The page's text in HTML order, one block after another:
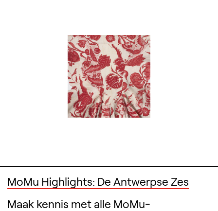
MoMu Highlights: De Antwerpse Zes
Maak kennis met alle MoMu-